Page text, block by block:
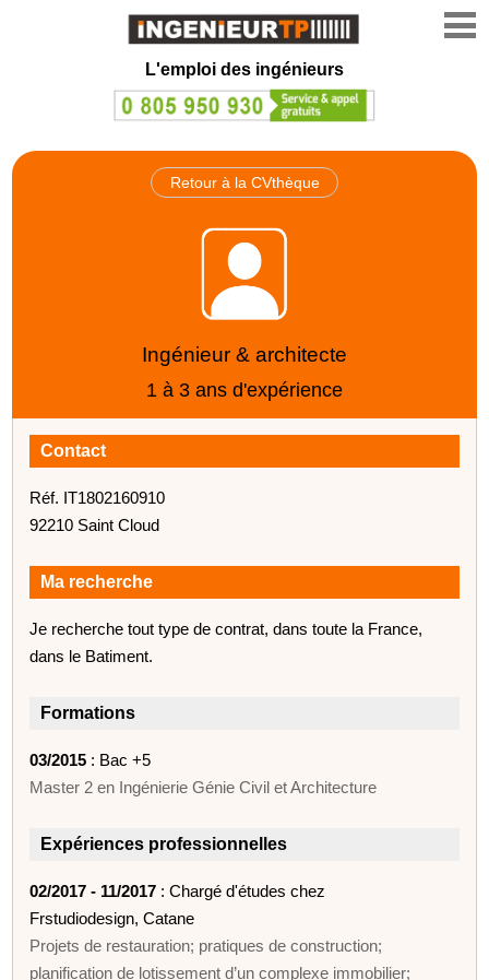
L'emploi des ingénieurs
Retour à la CVthèque
Ingénieur & architecte
1 à 3 ans d'expérience
Contact
Réf. IT1802160910
92210 Saint Cloud
Ma recherche
Je recherche tout type de contrat, dans toute la France,
dans le Batiment.
Formations
03/2015 : Bac +5
Master 2 en Ingénierie Génie Civil et Architecture
Expériences professionnelles
02/2017 - 11/2017 : Chargé d'études chez
Frstudiodesign, Catane
Projets de restauration; pratiques de construction;
planification de lotissement d’un complexe immobilier;